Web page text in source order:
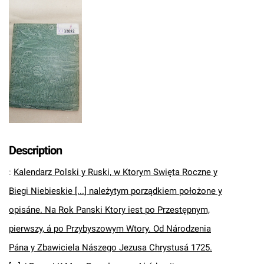
Description
: Kalendarz Polski y Ruski, w Ktorym Swięta Roczne y
Biegi Niebieskie [...] należytym porządkiem położone y
opisáne. Na Rok Panski Ktory iest po Przestępnym,
pierwszy, á po Przybyszowym Wtory. Od Národzenia
Pána y Zbawiciela Nászego Jezusa Chrystusá 1725.